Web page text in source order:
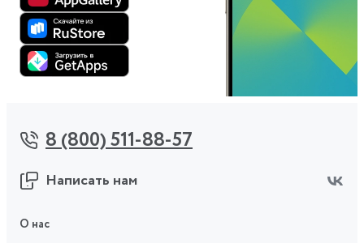
8 (800) 511-88-57
Написать нам
О нас